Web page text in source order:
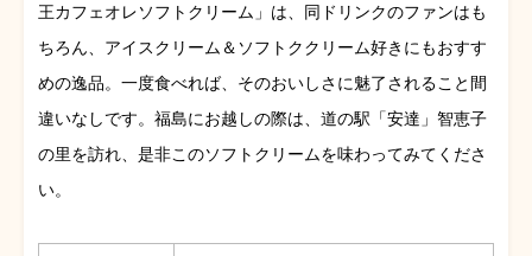
王カフェオレソフトクリーム」は、同ドリンクのファンはも
ちろん、アイスクリーム＆ソフトククリーム好きにもおすす
めの逸品。一度食べれば、そのおいしさに魅了されること間
違いなしです。福島にお越しの際は、道の駅「安達」智恵子
の里を訪れ、是非このソフトクリームを味わってみてくださ
い。